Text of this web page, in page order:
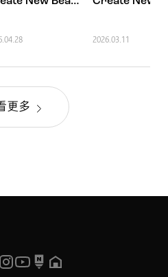
2026.03.11
更多